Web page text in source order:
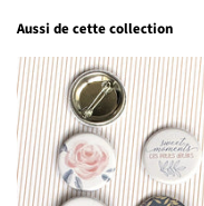
Facebook
Aussi de cette collection